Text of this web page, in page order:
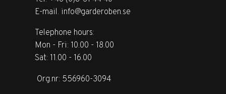
E-mail. info@garderoben.se
Telephone hours:
Mon - Fri: 10.00 - 18.00
Sat: 11.00 - 16.00
Org.nr: 556960-3094